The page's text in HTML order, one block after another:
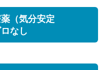
（気分安定
なし